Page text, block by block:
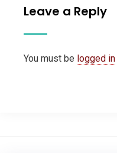
Leave a Reply
You must be logged in